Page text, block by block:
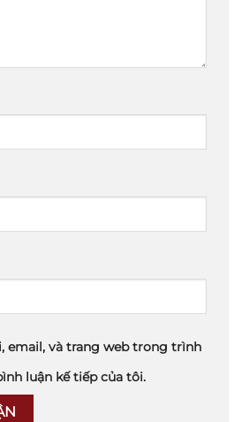
email, và trang web trong trình
luận kế tiếp của tôi.